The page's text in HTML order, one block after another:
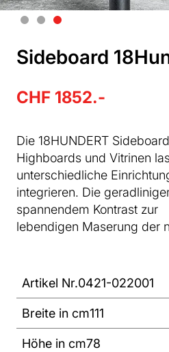
Sideboard
CHF 1852.-
Die 18HUNDERT
Highboards und Vitrinen
unterschiedliche
integrieren. Die
spannendem Kontrast zur
lebendigen Maserung der
Artikel Nr.0421-022001
Breite in cm111
Höhe in cm78